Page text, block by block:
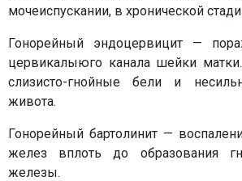
мочеиспускании, в хронической
Гонорейный эндоцервицит —
цервикалыюго канала шейки
слизисто-гнойные бели и
живота.
Гонорейный бартолинит —
желез вплоть до образования
железы.